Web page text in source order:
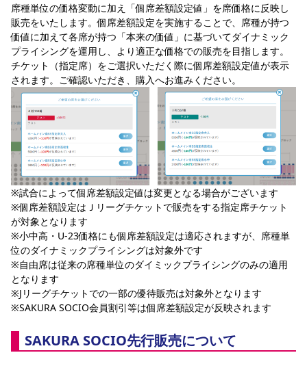
席種単位の価格変動に加え「個席差額設定値」を席価格に反映し
販売をいたします。個席差額設定を実施することで、席種が持つ
価値に加えて各席が持つ「本来の価値」に基づいてダイナミック
プライシングを運用し、より適正な価格での販売を目指します。
チケット（指定席）をご選択いただく際に個席差額設定値が表示
されます。ご確認いただき、購入へお進みください。
※試合によって個席差額設定値は変更となる場合がございます
※個席差額設定はＪリーグチケットで販売をする指定席チケット
が対象となります
※小中高・U-23価格にも個席差額設定は適応されますが、席種単
位のダイナミックプライシングは対象外です
※自由席は従来の席種単位のダイミックプライシングのみの適用
となります
※Jリーグチケットでの一部の優待販売は対象外となります
※SAKURA SOCIO会員割引等は個席差額設定が反映されます
SAKURA SOCIO先行販売について